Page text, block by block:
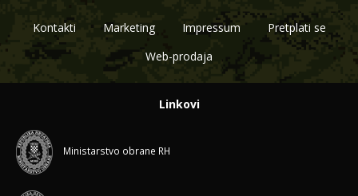
Kontakti Marketing Impressum
Pretplati se
Web-prodaja
Linkovi
Ministarstvo obrane RH